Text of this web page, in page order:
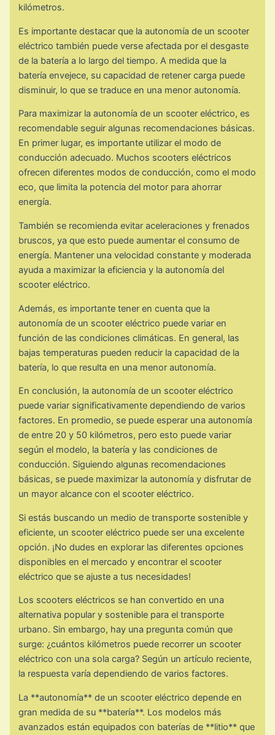
kilómetros.
Es importante destacar que la autonomía de un scooter
eléctrico también puede verse afectada por el desgaste
de la batería a lo largo del tiempo. A medida que la
batería envejece, su capacidad de retener carga puede
disminuir, lo que se traduce en una menor autonomía.
Para maximizar la autonomía de un scooter eléctrico, es
recomendable seguir algunas recomendaciones básicas.
En primer lugar, es importante utilizar el modo de
conducción adecuado. Muchos scooters eléctricos
ofrecen diferentes modos de conducción, como el modo
eco, que limita la potencia del motor para ahorrar
energía.
También se recomienda evitar aceleraciones y frenados
bruscos, ya que esto puede aumentar el consumo de
energía. Mantener una velocidad constante y moderada
ayuda a maximizar la eficiencia y la autonomía del
scooter eléctrico.
Además, es importante tener en cuenta que la
autonomía de un scooter eléctrico puede variar en
función de las condiciones climáticas. En general, las
bajas temperaturas pueden reducir la capacidad de la
batería, lo que resulta en una menor autonomía.
En conclusión, la autonomía de un scooter eléctrico
puede variar significativamente dependiendo de varios
factores. En promedio, se puede esperar una autonomía
de entre 20 y 50 kilómetros, pero esto puede variar
según el modelo, la batería y las condiciones de
conducción. Siguiendo algunas recomendaciones
básicas, se puede maximizar la autonomía y disfrutar de
un mayor alcance con el scooter eléctrico.
Si estás buscando un medio de transporte sostenible y
eficiente, un scooter eléctrico puede ser una excelente
opción. ¡No dudes en explorar las diferentes opciones
disponibles en el mercado y encontrar el scooter
eléctrico que se ajuste a tus necesidades!
Los scooters eléctricos se han convertido en una
alternativa popular y sostenible para el transporte
urbano. Sin embargo, hay una pregunta común que
surge: ¿cuántos kilómetros puede recorrer un scooter
eléctrico con una sola carga? Según un artículo reciente,
la respuesta varía dependiendo de varios factores.
La **autonomía** de un scooter eléctrico depende en
gran medida de su **batería**. Los modelos más
avanzados están equipados con baterías de **litio** que